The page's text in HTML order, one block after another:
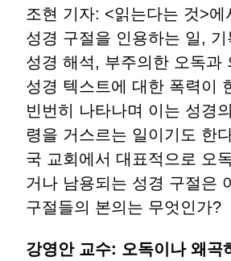
조현 기자: <읽는다는 것>에
성경 구절을 인용하는 일, 기
성경 해석, 부주의한 오독과
성경 텍스트에 대한 폭력이
빈번히 나타나며 이는 성경
령을 거스르는 일이기도 한
국 교회에서 대표적으로 오
거나 남용되는 성경 구절은
구절들의 본의는 무엇인가?
강영안 교수: 오독이나 왜곡